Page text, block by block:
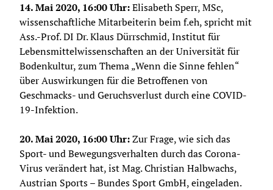
14. Mai 2020, 16:00 Uhr: Elisabeth Sperr, MSc,
wissenschaftliche Mitarbeiterin beim f.eh, spricht mit
Ass.-Prof. DI Dr. Klaus Dürrschmid, Institut für
Lebensmittelwissenschaften an der Universität für
Bodenkultur, zum Thema „Wenn die Sinne fehlen“
über Auswirkungen für die Betroffenen von
Geschmacks- und Geruchsverlust durch eine COVID-
19-Infektion.
20. Mai 2020, 16:00 Uhr: Zur Frage, wie sich das
Sport- und Bewegungsverhalten durch das Corona-
Virus verändert hat, ist Mag. Christian Halbwachs,
Austrian Sports – Bundes Sport GmbH, eingeladen.